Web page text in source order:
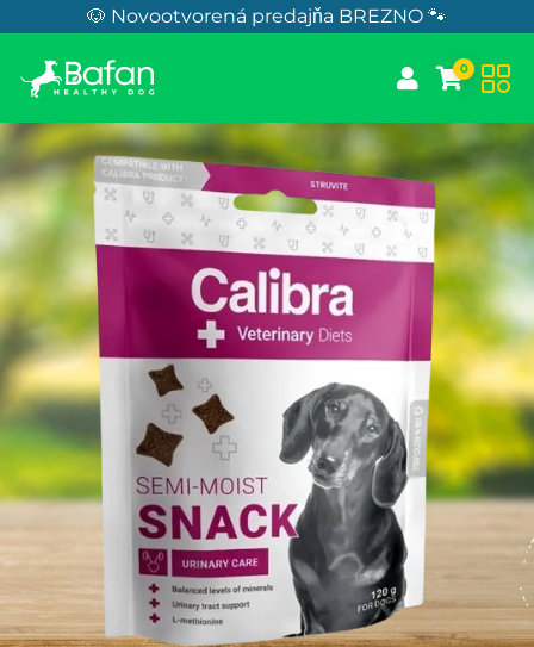
Skip to Content🐶 Novootvorená predajňa BREZNO 🐾
0